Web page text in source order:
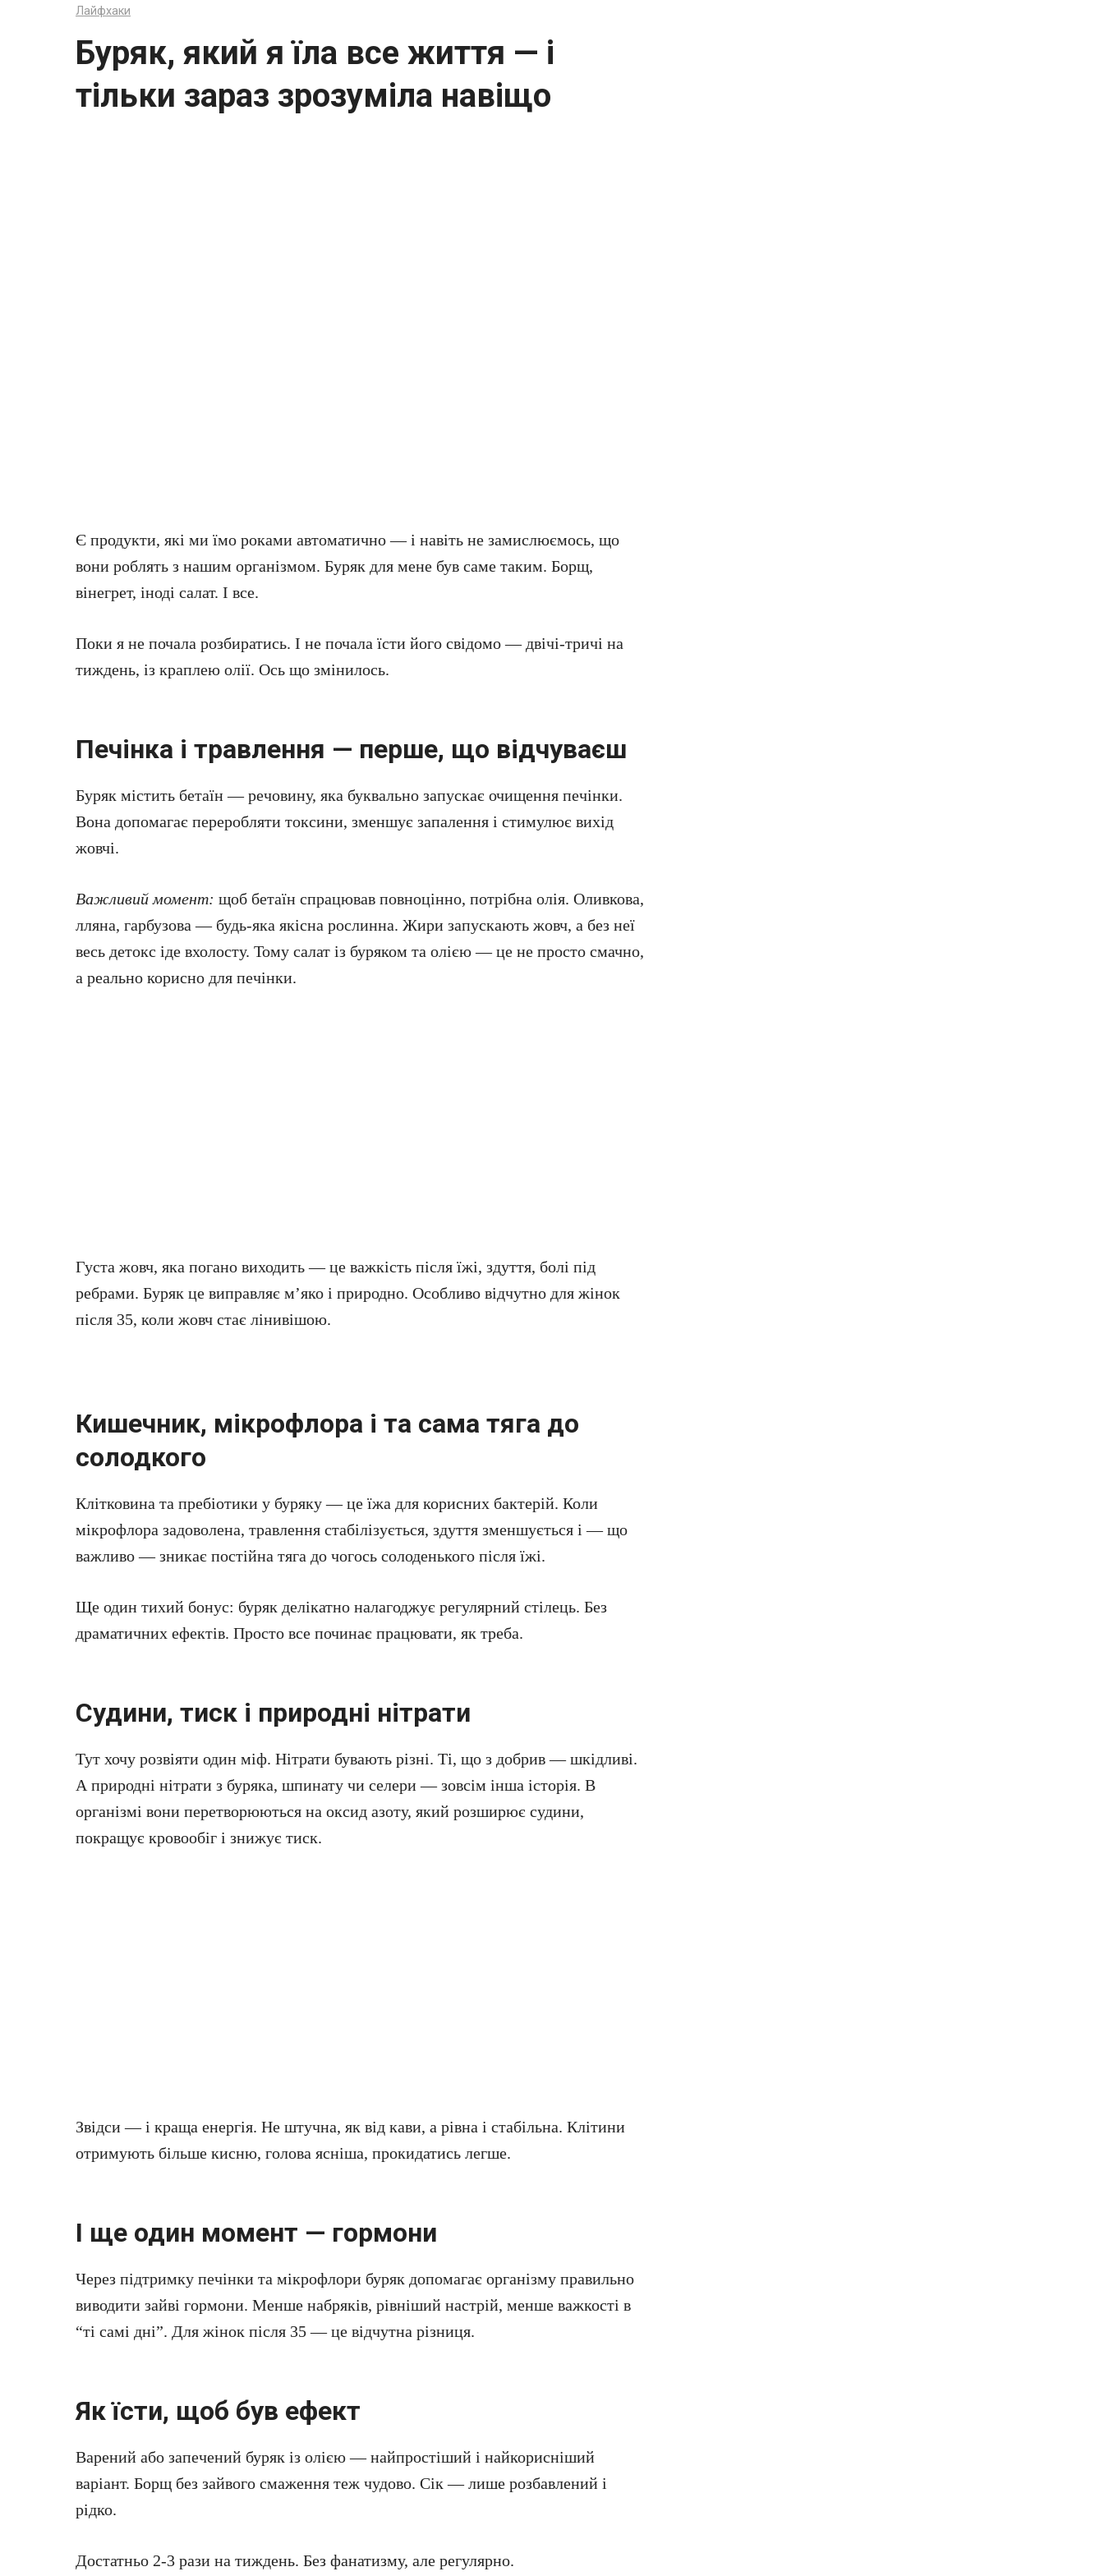
Лайфхаки
Буряк, який я їла все життя — і
тільки зараз зрозуміла навіщо
Є продукти, які ми їмо роками автоматично — і навіть не замислюємось, що
вони роблять з нашим організмом. Буряк для мене був саме таким. Борщ,
вінегрет, іноді салат. І все.
Поки я не почала розбиратись. І не почала їсти його свідомо — двічі-тричі на
тиждень, із краплею олії. Ось що змінилось.
Печінка і травлення — перше, що відчуваєш
Буряк містить бетаїн — речовину, яка буквально запускає очищення печінки.
Вона допомагає переробляти токсини, зменшує запалення і стимулює вихід
жовчі.
Важливий момент: щоб бетаїн спрацював повноцінно, потрібна олія. Оливкова,
лляна, гарбузова — будь-яка якісна рослинна. Жири запускають жовч, а без неї
весь детокс іде вхолосту. Тому салат із буряком та олією — це не просто смачно,
а реально корисно для печінки.
Густа жовч, яка погано виходить — це важкість після їжі, здуття, болі під
ребрами. Буряк це виправляє м’яко і природно. Особливо відчутно для жінок
після 35, коли жовч стає лінивішою.
Кишечник, мікрофлора і та сама тяга до
солодкого
Клітковина та пребіотики у буряку — це їжа для корисних бактерій. Коли
мікрофлора задоволена, травлення стабілізується, здуття зменшується і — що
важливо — зникає постійна тяга до чогось солоденького після їжі.
Ще один тихий бонус: буряк делікатно налагоджує регулярний стілець. Без
драматичних ефектів. Просто все починає працювати, як треба.
Судини, тиск і природні нітрати
Тут хочу розвіяти один міф. Нітрати бувають різні. Ті, що з добрив — шкідливі.
А природні нітрати з буряка, шпинату чи селери — зовсім інша історія. В
організмі вони перетворюються на оксид азоту, який розширює судини,
покращує кровообіг і знижує тиск.
Звідси — і краща енергія. Не штучна, як від кави, а рівна і стабільна. Клітини
отримують більше кисню, голова ясніша, прокидатись легше.
І ще один момент — гормони
Через підтримку печінки та мікрофлори буряк допомагає організму правильно
виводити зайві гормони. Менше набряків, рівніший настрій, менше важкості в
“ті самі дні”. Для жінок після 35 — це відчутна різниця.
Як їсти, щоб був ефект
Варений або запечений буряк із олією — найпростіший і найкорисніший
варіант. Борщ без зайвого смаження теж чудово. Сік — лише розбавлений і
рідко.
Достатньо 2-3 рази на тиждень. Без фанатизму, але регулярно.